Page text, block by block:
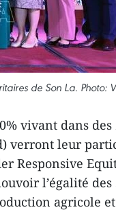
de Son La. Photo:
vivant dans des
verront leur
Responsive
l’égalité des
agricole